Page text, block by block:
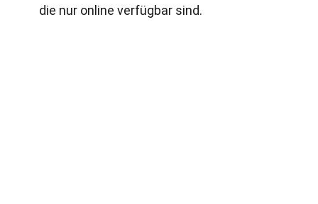
die nur online verfügbar sind.